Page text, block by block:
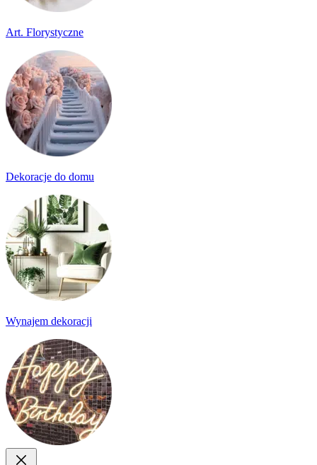
Art. Florystyczne
Dekoracje do domu
Wynajem dekoracji